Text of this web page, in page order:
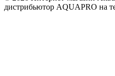
дистрибьютор AQUAPRO на